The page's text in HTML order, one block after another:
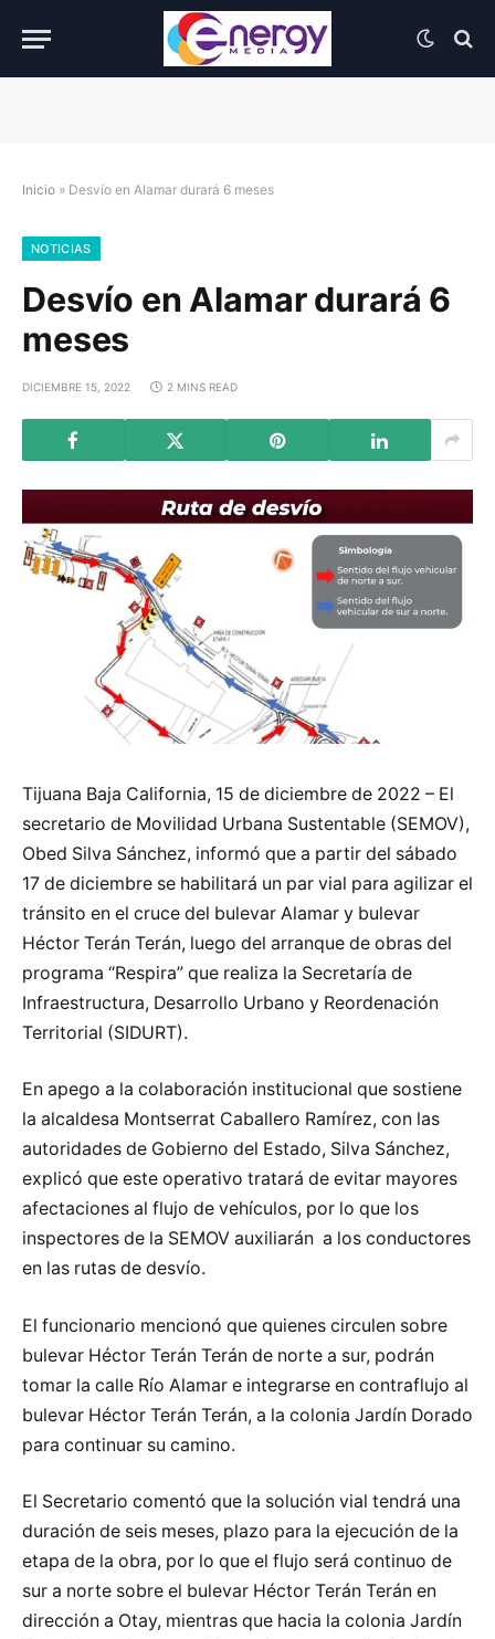
Inicio » Desvío en Alamar durará 6 meses
NOTICIAS
Desvío en Alamar durará 6
meses
DICIEMBRE 15, 2022 2 MINS READ
Tijuana Baja California, 15 de diciembre de 2022 – El
secretario de Movilidad Urbana Sustentable (SEMOV),
Obed Silva Sánchez, informó que a partir del sábado
17 de diciembre se habilitará un par vial para agilizar el
tránsito en el cruce del bulevar Alamar y bulevar
Héctor Terán Terán, luego del arranque de obras del
programa “Respira” que realiza la Secretaría de
Infraestructura, Desarrollo Urbano y Reordenación
Territorial (SIDURT).
En apego a la colaboración institucional que sostiene
la alcaldesa Montserrat Caballero Ramírez, con las
autoridades de Gobierno del Estado, Silva Sánchez,
explicó que este operativo tratará de evitar mayores
afectaciones al flujo de vehículos, por lo que los
inspectores de la SEMOV auxiliarán a los conductores
en las rutas de desvío.
El funcionario mencionó que quienes circulen sobre
bulevar Héctor Terán Terán de norte a sur, podrán
tomar la calle Río Alamar e integrarse en contraflujo al
bulevar Héctor Terán Terán, a la colonia Jardín Dorado
para continuar su camino.
El Secretario comentó que la solución vial tendrá una
duración de seis meses, plazo para la ejecución de la
etapa de la obra, por lo que el flujo será continuo de
sur a norte sobre el bulevar Héctor Terán Terán en
dirección a Otay, mientras que hacia la colonia Jardín